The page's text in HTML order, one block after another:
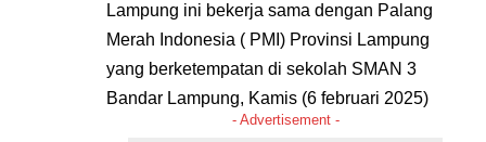
Lampung ini bekerja sama dengan Palang
Merah Indonesia ( PMI) Provinsi Lampung
yang berketempatan di sekolah SMAN 3
Bandar Lampung, Kamis (6 februari 2025)
- Advertisement -